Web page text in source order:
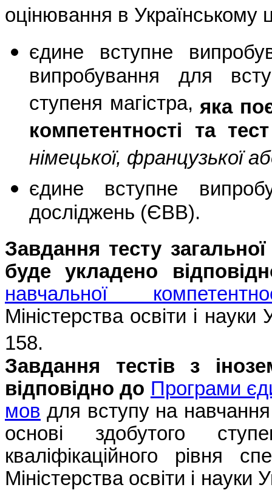
оцінювання в Українському
єдине вступне
випробування для
ступеня магістра, яка
компетентності та
німецької, французької
єдине вступне
досліджень (ЄВВ).
Завдання тесту
буде укладено
навчальної
Міністерства освіти і
158.
Завдання тестів з
відповідно до Програми
мов для вступу на
основі здобутого
кваліфікаційного рівня
Міністерства освіти і